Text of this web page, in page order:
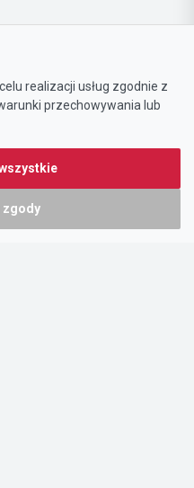
realizacji usług zgodnie z
przechowywania lub
zgody